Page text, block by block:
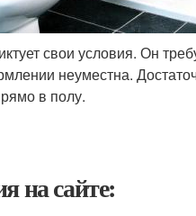
свои условия. Он
неуместна.
в полу.
на сайте: